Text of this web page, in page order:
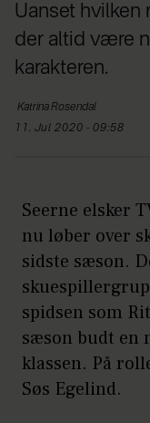
Uanset hvilken
der altid være
karakteren.
KatrinaRosendal
11. Jul 2020 - 09:58
Seerne elsker
nu løber over
sidste sæson.
spidsen som
sæson budt en
klassen. På
Søs Egelind.